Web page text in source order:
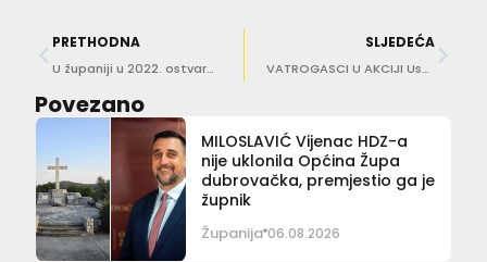
PRETHODNA
U županiji u 2022. ostvareno 7,7 milijuna noćenja
SLJEDEĆA
VATROGASCI U AKCIJI Uspješno odsukan brod i vezan u Luci Brna
Povezano
MILOSLAVIĆ Vijenac HDZ-a
nije uklonila Općina Župa
dubrovačka, premjestio ga je
župnik
Županija 06.08.2026